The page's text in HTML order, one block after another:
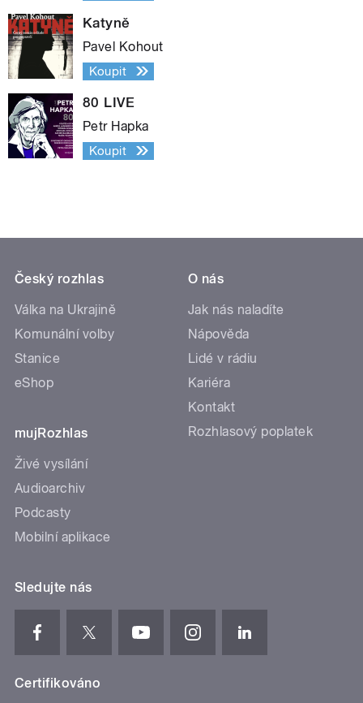
Katyně
Pavel Kohout
Koupit
80 LIVE
Petr Hapka
Koupit
Český rozhlas
Válka na Ukrajině
Komunální volby
Stanice
eShop
mujRozhlas
Živé vysílání
Audioarchiv
Podcasty
Mobilní aplikace
O nás
Jak nás naladíte
Nápověda
Lidé v rádiu
Kariéra
Kontakt
Rozhlasový poplatek
Sledujte nás
Certifikováno